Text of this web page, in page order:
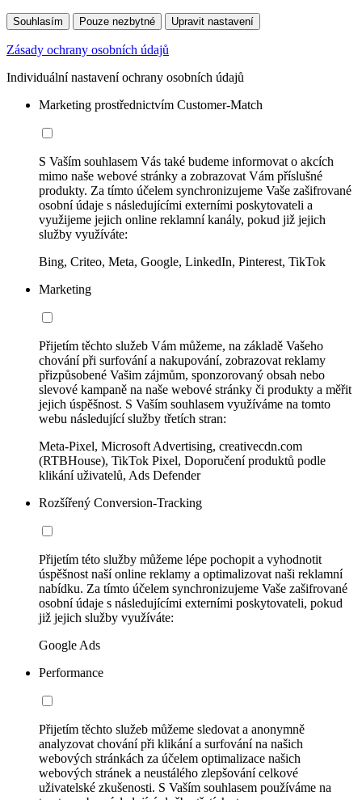
Souhlasím Pouze nezbytné Upravit nastavení
Zásady ochrany osobních údajů
Individuální nastavení ochrany osobních údajů
Marketing prostřednictvím Customer-Match
S Vaším souhlasem Vás také budeme informovat o akcích
mimo naše webové stránky a zobrazovat Vám příslušné
produkty. Za tímto účelem synchronizujeme Vaše zašifrované
osobní údaje s následujícími externími poskytovateli a
využijeme jejich online reklamní kanály, pokud již jejich
služby využíváte:
Bing, Criteo, Meta, Google, LinkedIn, Pinterest, TikTok
Marketing
Přijetím těchto služeb Vám můžeme, na základě Vašeho
chování při surfování a nakupování, zobrazovat reklamy
přizpůsobené Vašim zájmům, sponzorovaný obsah nebo
slevové kampaně na naše webové stránky či produkty a měřit
jejich úspěšnost. S Vaším souhlasem využíváme na tomto
webu následující služby třetích stran:
Meta-Pixel, Microsoft Advertising, creativecdn.com
(RTBHouse), TikTok Pixel, Doporučení produktů podle
klikání uživatelů, Ads Defender
Rozšířený Conversion-Tracking
Přijetím této služby můžeme lépe pochopit a vyhodnotit
úspěšnost naší online reklamy a optimalizovat naši reklamní
nabídku. Za tímto účelem synchronizujeme Vaše zašifrované
osobní údaje s následujícími externími poskytovateli, pokud
již jejich služby využíváte:
Google Ads
Performance
Přijetím těchto služeb můžeme sledovat a anonymně
analyzovat chování při klikání a surfování na našich
webových stránkách za účelem optimalizace našich
webových stránek a neustálého zlepšování celkové
uživatelské zkušenosti. S Vaším souhlasem používáme na